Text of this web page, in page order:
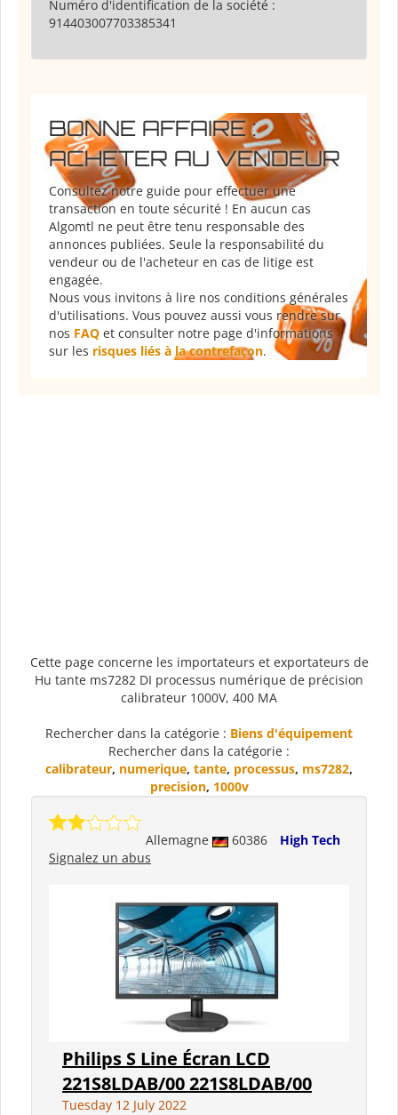
Numéro d'identification de la société :
914403007703385341
BONNE AFFAIRE :
ACHETER AU VENDEUR
Consultez notre guide pour effectuer une
transaction en toute sécurité ! En aucun cas
Algomtl ne peut être tenu responsable des
annonces publiées. Seule la responsabilité du
vendeur ou de l'acheteur en cas de litige est
engagée.
Nous vous invitons à lire nos conditions générales
d'utilisations. Vous pouvez aussi vous rendre sur
nos FAQ et consulter notre page d'informations
sur les risques liés à la contrefaçon.
Cette page concerne les importateurs et exportateurs de
Hu tante ms7282 DI processus numérique de précision
calibrateur 1000V, 400 MA
Rechercher dans la catégorie : Biens d'équipement
Rechercher dans la catégorie :
calibrateur, numerique, tante, processus, ms7282,
precision, 1000v
Allemagne 60386
High Tech
Signalez un abus
Philips S Line Écran LCD
221S8LDAB/00 221S8LDAB/00
Tuesday 12 July 2022